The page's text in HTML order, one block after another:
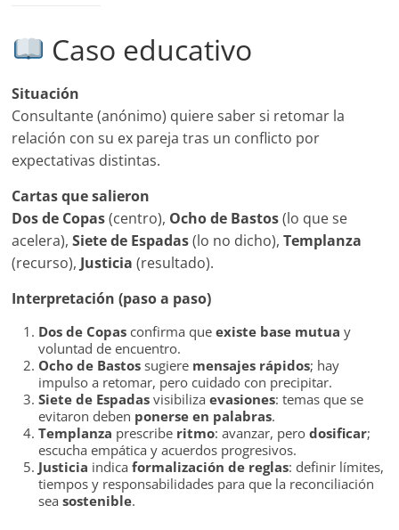
Caso educativo
Situación
Consultante (anónimo) quiere saber si retomar la
relación con su ex pareja tras un conflicto por
expectativas distintas.
Cartas que salieron
Dos de Copas(centro), Ocho de Bastos(lo que se
acelera),Siete de Espadas(lo no dicho),Templanza
(recurso), Justicia (resultado).
Interpretación (paso a paso)
Dos de Copas confirma queexiste base mutua y
voluntad de encuentro.
Ocho de Bastos sugiere mensajes rápidos; hay
impulso a retomar, pero cuidado con precipitar.
Siete de Espadas visibilizaevasiones: temas que se
evitaron deben ponerse en palabras.
Templanza prescribe ritmo: avanzar, perodosificar;
escucha empática y acuerdos progresivos.
Justicia indicaformalización de reglas: definir límites,
tiempos y responsabilidades para que la reconciliación
seasostenible.